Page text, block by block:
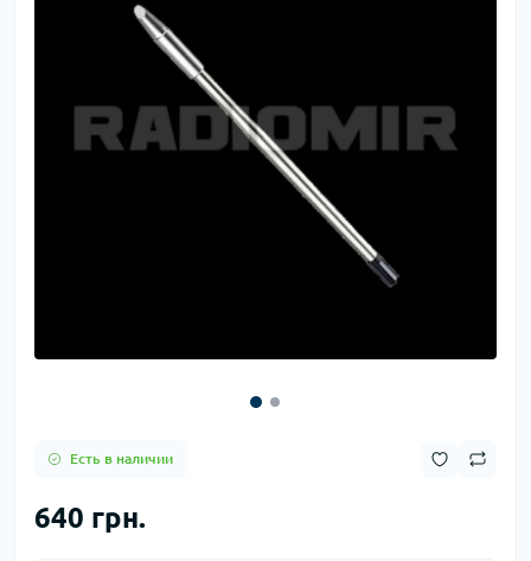
Есть в наличии
640 грн.